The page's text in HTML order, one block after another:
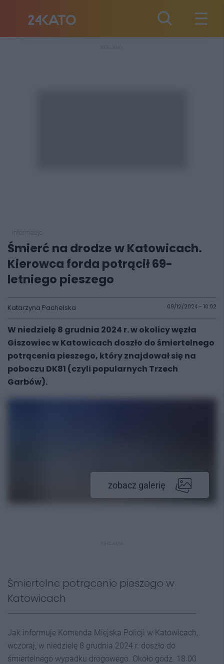
Śmierć na drodze w Katowicach.
Kierowca forda potrącił 69-
letniego pieszego
Katarzyna Pachelska 09/12/2024 - 10:02
W niedzielę 8 grudnia 2024 r. w okolicy węzła
Giszowiec w Katowicach doszło do śmiertelnego
potrącenia pieszego, który znajdował się na
poboczu DK81 (czyli popularnych Trzech
Garbów).
zobacz galerię
Śmiertelne potrącenie pieszego w
Katowicach
Jak informuje Komenda Miejska Policji w Katowicach,
wczoraj, w niedzielę 8 grudnia 2024 r. doszło do
śmiertelnego wypadku drogowego. Około godz. 18.00